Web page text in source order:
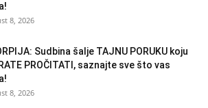
8, 2026
Sudbina šalje TAJNU PORUKU koju
PROČITATI, saznajte sve što vas
8, 2026